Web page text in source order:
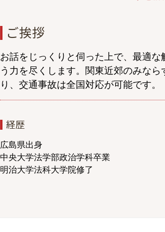
離婚 子供 親権
家庭裁判所 親権
離婚 調停 やり直し
離婚 弁護士を立てて話し
親権とは
ご挨拶
お話をじっくりと伺った上で、最適
う力を尽くします。関東近郊のみな
り、交通事故は全国対応が可能です。
経歴
広島県出身
中央大学法学部政治学科卒業
明治大学法科大学院修了